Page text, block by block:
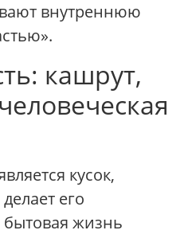
внутреннюю
кашрут,
кусок,
его
жизнь